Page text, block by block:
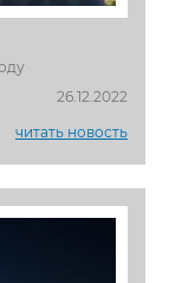
26.12.2022
читать новость